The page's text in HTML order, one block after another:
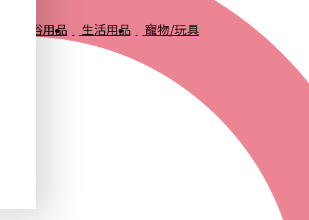
衛浴用品 生活用品 寵物/玩具